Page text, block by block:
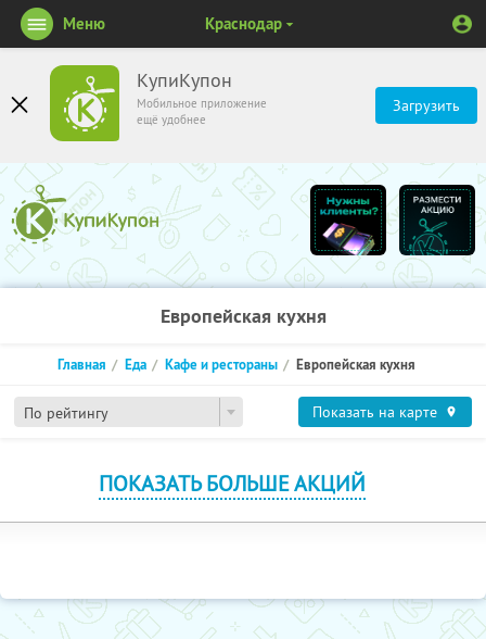
КупиКупон
Мобильное приложение
ещё удобнее
Загрузить
Меню Краснодар
Европейская кухня
По рейтингу
Главная Еда Кафе и рестораны Европейская кухня
Показать на карте
ПОКАЗАТЬ БОЛЬШЕ АКЦИЙ